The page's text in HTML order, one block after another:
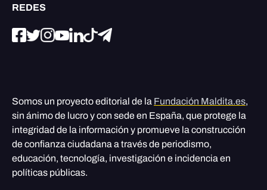
REDES
Somos un proyecto editorial de la Fundación Maldita.es,
sin ánimo de lucro y con sede en España, que protege la
integridad de la información y promueve la construcción
de confianza ciudadana a través de periodismo,
educación, tecnología, investigación e incidencia en
políticas públicas.